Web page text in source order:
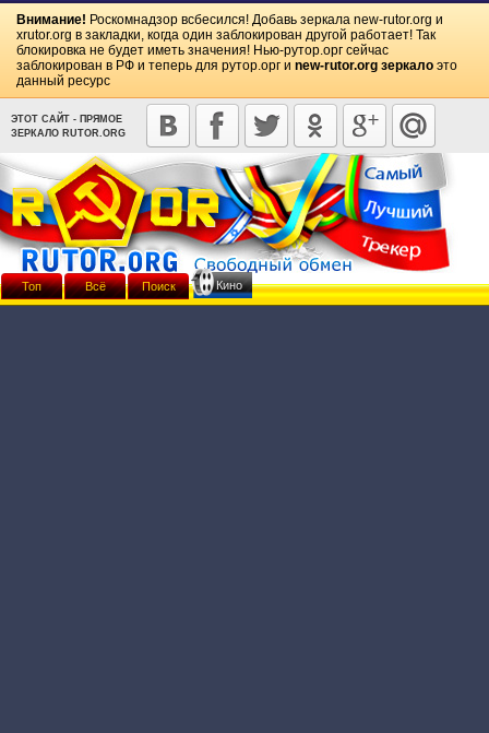
Внимание! Роскомнадзор всбесился! Добавь зеркала new-rutor.org и
xrutor.org в закладки, когда один заблокирован другой работает! Так
блокировка не будет иметь значения! Нью-рутор.орг сейчас
заблокирован в РФ и теперь для рутор.орг и new-rutor.org зеркало это
данный ресурс
ЭТОТ САЙТ - ПРЯМОЕ
ЗЕРКАЛО RUTOR.ORG